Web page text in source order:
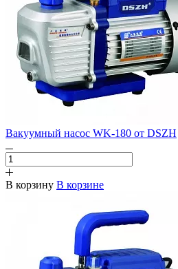
Вакуумный насос WK-180 от DSZH
В корзину В корзине